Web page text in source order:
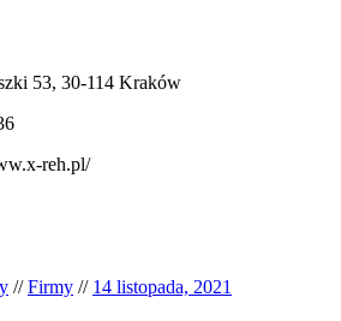
53, 30-114 Kraków
reh.pl/
// Firmy // 14 listopada, 2021